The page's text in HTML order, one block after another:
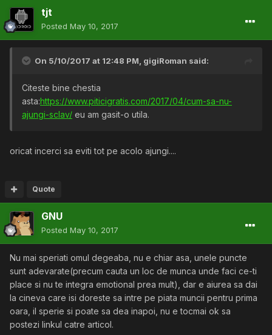
tjt
Posted May 10, 2017
On 5/10/2017 at 12:48 PM, gigiRoman said:
Citeste bine chestia
asta:https://www.piticigratis.com/2017/04/cum-sa-nu-
ajungi-sclav/ eu am gasit-o utila.
oricat incerci sa eviti tot pe acolo ajungi....
Quote
GNU
Posted May 10, 2017
Nu mai speriati omul degeaba, nu e chiar asa, unele puncte
sunt adevarate(precum cauta un loc de munca unde faci ce-ti
place si nu te integra emotional prea mult), dar e aiurea sa dai
la cineva care isi doreste sa intre pe piata muncii pentru prima
oara, il sperie si poate sa dea inapoi, nu e tocmai ok sa
postezi linkul catre articol.